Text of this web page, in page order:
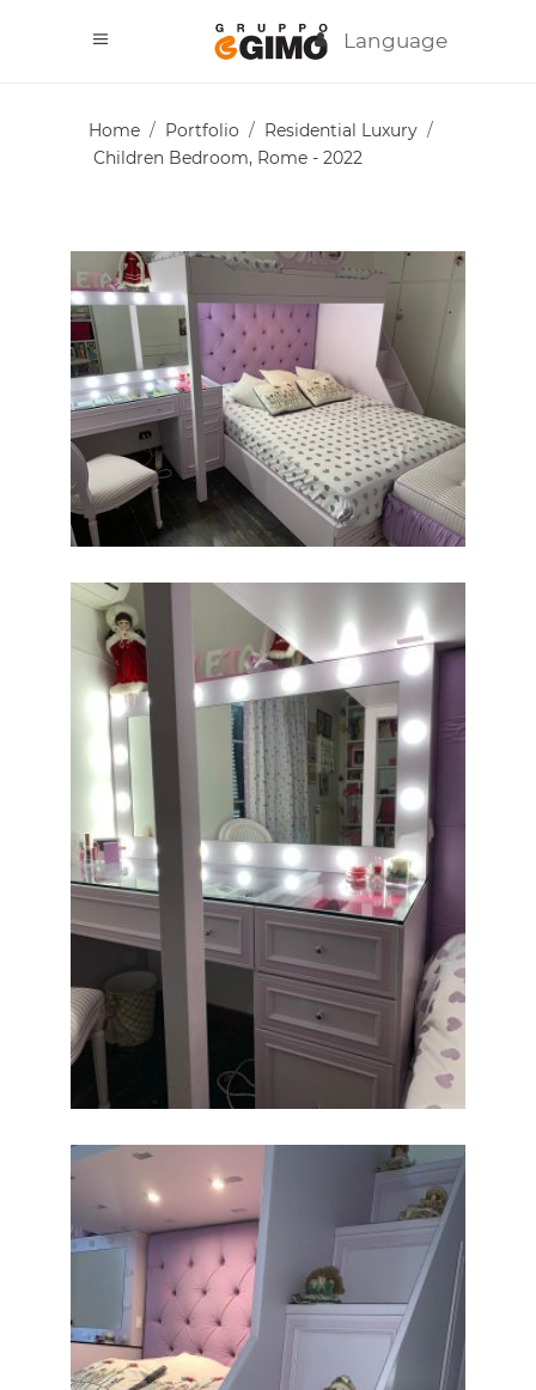
Language
Home / Portfolio / Residential Luxury /
Children Bedroom, Rome - 2022